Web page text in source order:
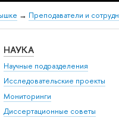
→ Преподаватели и
НАУКА
Научные подразделения
Исследовательские проекты
Мониторинги
Диссертационные советы